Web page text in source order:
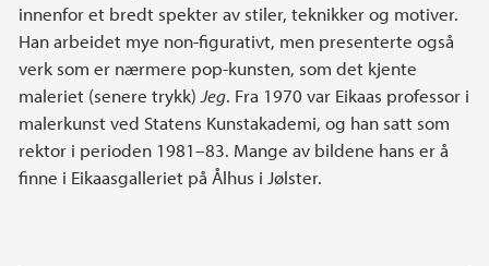
innenfor et bredt spekter av stiler, teknikker og motiver.
Han arbeidet mye non-figurativt, men presenterte også
verk som er nærmere pop-kunsten, som det kjente
maleriet (senere trykk) Jeg. Fra 1970 var Eikaas professor i
malerkunst ved Statens Kunstakademi, og han satt som
rektor i perioden 1981–83. Mange av bildene hans er å
finne i Eikaasgalleriet på Ålhus i Jølster.